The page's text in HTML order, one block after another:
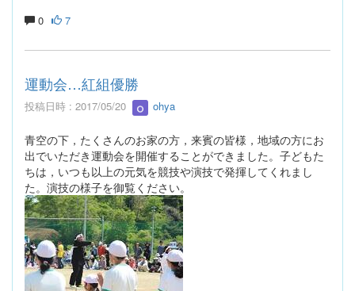
0 7
運動会…紅組優勝
投稿日時 : 2017/05/20 ohya
青空の下，たくさんのお家の方，来賓の皆様，地域の方にお
出でいただき運動会を開催することができました。子どもた
ちは，いつも以上の元気を競技や演技で発揮してくれまし
た。演技の様子を御覧ください。